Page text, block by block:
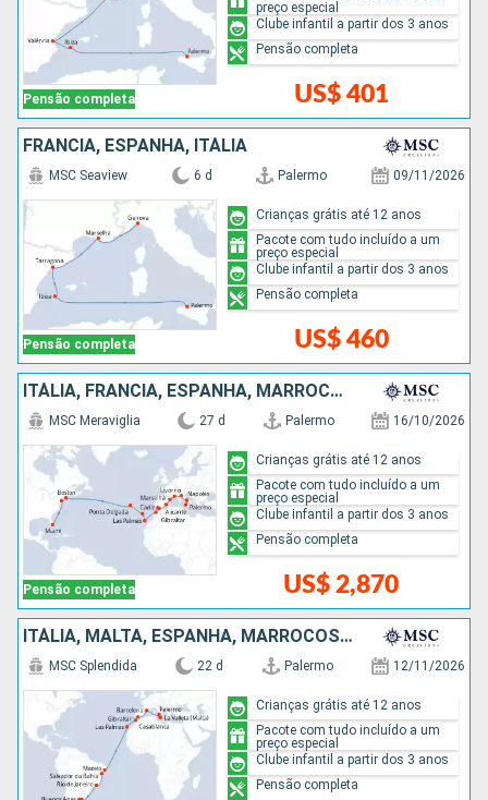
Pensão completa US$ 401
preço especial
Clube infantil a partir dos 3 anos
Pensão completa
FRANCIA, ESPANHA, ITÁLIA
Pensão completa
MSC Seaview 6 d Palermo 09/11/2026
US$ 460
Crianças grátis até 12 anos
Pacote com tudo incluído a um
preço especial
Clube infantil a partir dos 3 anos
Pensão completa
ITÁLIA, FRANCIA, ESPANHA, MARROCOS, PORTUGAL, ESTADOS UNIDOS
Pensão completa
MSC Meraviglia 27 d Palermo 16/10/2026
US$ 2,870
Crianças grátis até 12 anos
Pacote com tudo incluído a um
preço especial
Clube infantil a partir dos 3 anos
Pensão completa
ITÁLIA, MALTA, ESPANHA, MARROCOS, BRASIL, URUGUAI, ARGENTINA
MSC Splendida 22 d Palermo 12/11/2026
Crianças grátis até 12 anos
Pacote com tudo incluído a um
preço especial
Clube infantil a partir dos 3 anos
Pensão completa